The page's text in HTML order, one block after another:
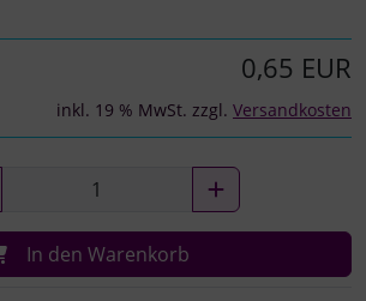
0,65 EUR
inkl. 19 % MwSt. zzgl. Versandkosten
In den Warenkorb